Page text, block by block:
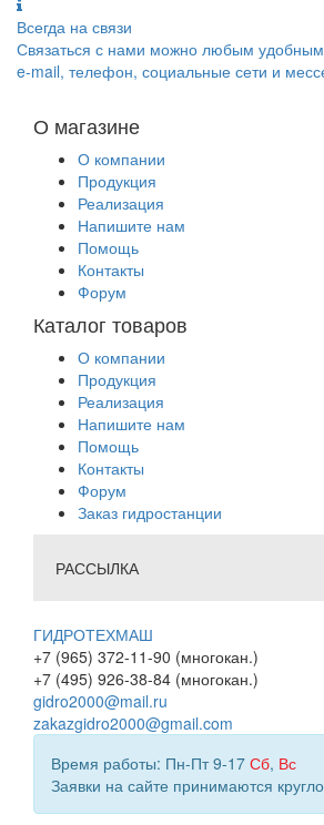
Всегда на связи
Связаться с нами можно любым
e-mail, телефон, социальные сети и
О магазине
О компании
Продукция
Реализация
Напишите нам
Помощь
Контакты
Форум
Каталог товаров
О компании
Продукция
Реализация
Напишите нам
Помощь
Контакты
Форум
Заказ гидростанции
РАССЫЛКА
ГИДРОТЕХМАШ
+7 (965) 372-11-90 (многокан.)
+7 (495) 926-38-84 (многокан.)
gidro2000@mail.ru
zakazgidro2000@gmail.com
Время работы: Пн-Пт 9-17 Сб, Вс
Заявки на сайте принимаются